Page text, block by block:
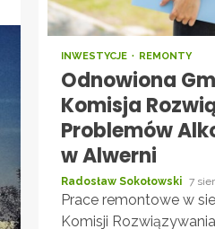
INWESTYCJE REMONTY
Odnowiona
Komisja
Problemów
w Alwerni
Radosław Sokołowski 7
Prace remontowe w
Komisji